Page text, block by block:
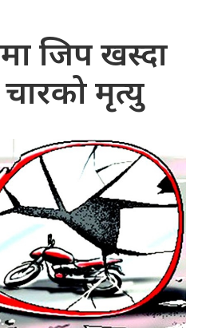
जिप खस्दा
मृत्यु